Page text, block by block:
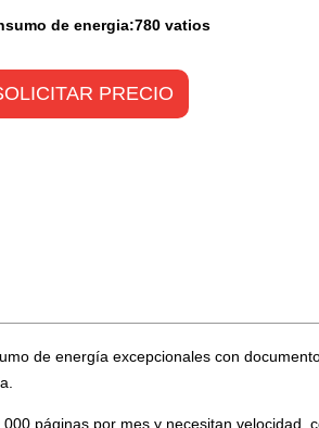
de energia:780 vatios
PRECIO
de energía excepcionales con
páginas por mes y necesitan velocidad,